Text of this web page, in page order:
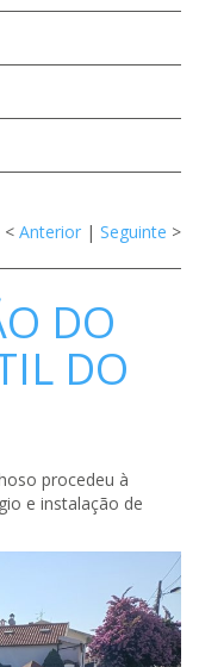
< Anterior | Seguinte >
DO
DO
procedeu à
e instalação de